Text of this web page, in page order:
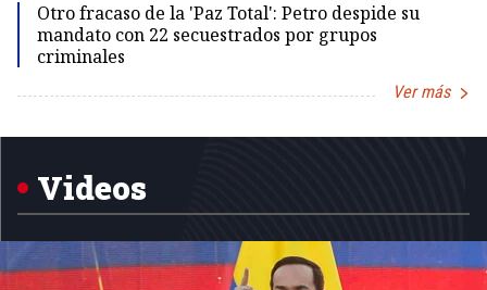
Otro fracaso de la 'Paz Total': Petro despide su
mandato con 22 secuestrados por grupos
criminales
Ver más
1
Videos